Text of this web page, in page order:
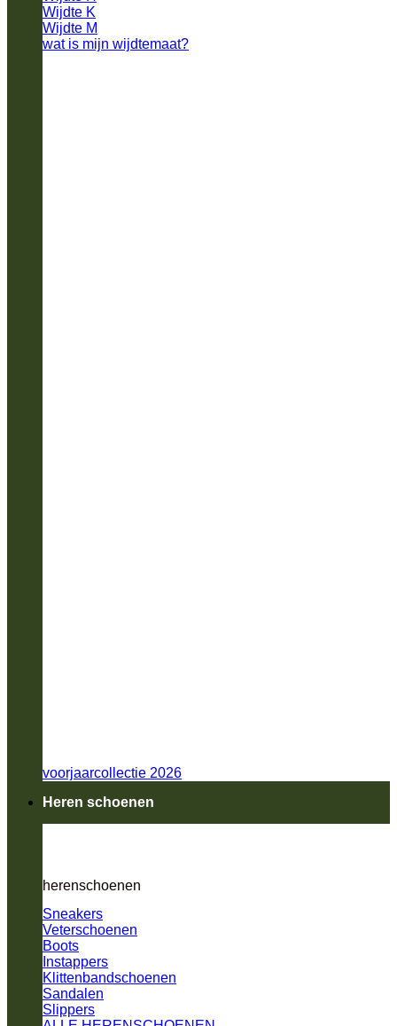
Wijdte K
Wijdte M
wat is mijn wijdtemaat?
voorjaarcollectie 2026
Heren schoenen
herenschoenen
Sneakers
Veterschoenen
Boots
Instappers
Klittenbandschoenen
Sandalen
Slippers